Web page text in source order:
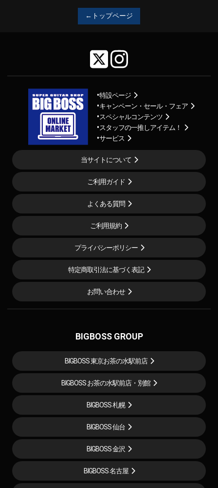
←トップページ
特設ページ
キャンペーン・セール・フェア
スペシャルコンテンツ
スタッフの一推しアイテム！
サービス
当サイトについて
ご利用ガイド
よくある質問
ご利用規約
プライバシーポリシー
特定商取引法に基づく表記
お問い合わせ
BIGBOSS GROUP
BIGBOSS 東京お茶の水駅前店
BIGBOSS お茶の水駅前店・別館
BIGBOSS 札幌
BIGBOSS 仙台
BIGBOSS 金沢
BIGBOSS 名古屋